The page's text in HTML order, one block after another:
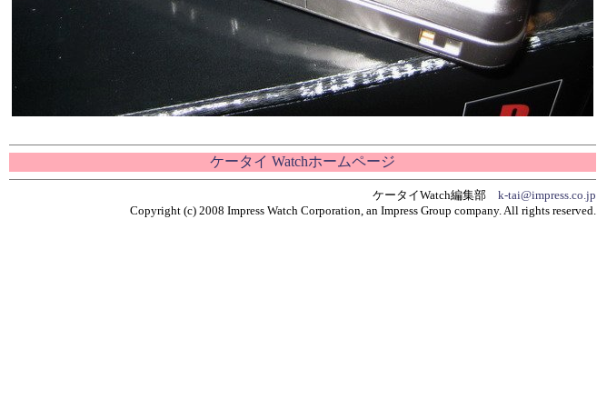
ケータイ Watchホームページ
ケータイWatch編集部 k-tai@impress.co.jp
Copyright (c) 2008 Impress Watch Corporation, an Impress Group company. All rights reserved.